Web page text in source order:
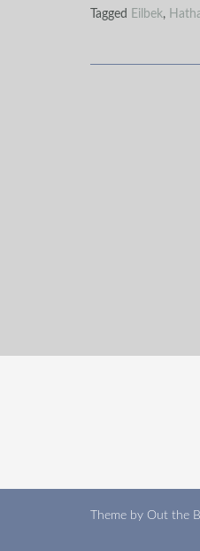
Tagged Eilbek,
Theme by Out the